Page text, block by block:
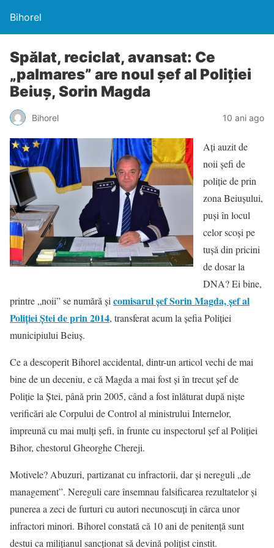
Bihorel
Spălat, reciclat, avansat: Ce
„palmares” are noul şef al Poliţiei
Beiuş, Sorin Magda
Bihorel 10 ani ago
Aţi auzit de
noii şefi de
poliţie de prin
zona Beiuşului,
puşi în locul
celor scoşi pe
tuşă din pricini
de dosar la
DNA? Ei bine,
printre „noii” se numără şi comisarul şef Sorin Magda, şef al
Poliţiei Ştei de prin 2014, transferat acum la şefia Poliţiei
municipiului Beiuş.
Ce a descoperit Bihorel accidental, dintr-un articol vechi de mai
bine de un deceniu, e că Magda a mai fost şi în trecut şef de
Poliţie la Ştei, până prin 2005, când a fost înlăturat după nişte
verificări ale Corpului de Control al ministrului Internelor,
împreună cu mai mulţi şefi, în frunte cu inspectorul şef al Poliţiei
Bihor, chestorul Gheorghe Chereji.
Motivele? Abuzuri, partizanat cu infractorii, dar şi nereguli „de
management”. Nereguli care însemnau falsificarea rezultatelor şi
punerea a zeci de furturi cu autori necunoscuţi în cârca unor
infractori minori. Bihorel constată că 10 ani de penitență sunt
destui ca milițianul sancționat să devină polițist cinstit.